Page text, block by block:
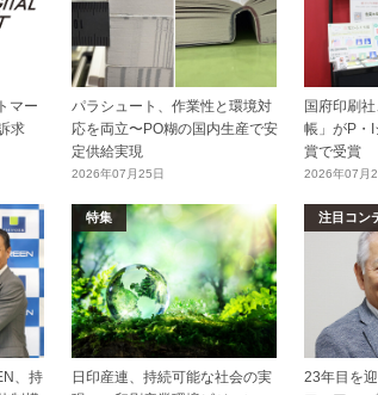
マー
求
パラシュート、作業性と環境対
応を両立〜PO糊の国内生産で安
定供給実現
2026年07月25日
国府印刷
帳」がP・
賞で受賞
2026年07月
、持
特集
日印産連、持続可能な社会の実
注目コン
23年目を